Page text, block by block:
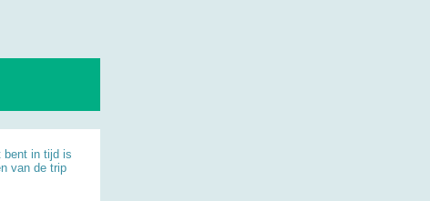
bent in tijd is
van de trip